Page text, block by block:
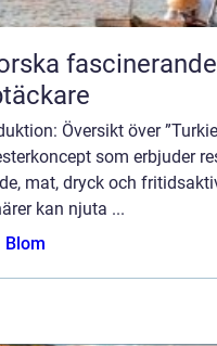
Översikt över
som erbjuder
mat, dryck och
kan njuta ...
Blom